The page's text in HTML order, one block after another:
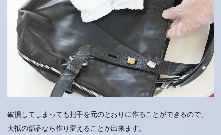
破損してしまっても把手を元のとおりに作ることができるので、
大抵の部品なら作り変えることが出来ます。